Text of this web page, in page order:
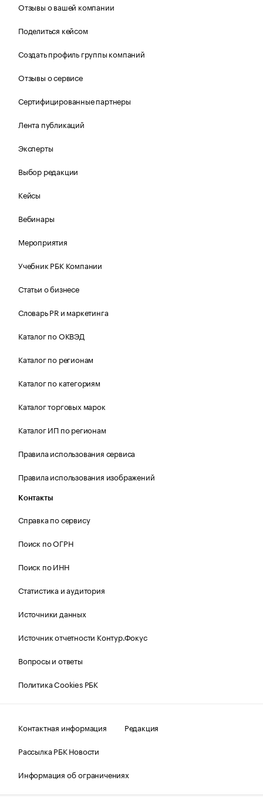
Отзывы о вашей компании
Поделиться кейсом
Создать профиль группы компаний
Отзывы о сервисе
Сертифицированные партнеры
Лента публикаций
Эксперты
Выбор редакции
Кейсы
Вебинары
Мероприятия
Учебник РБК Компании
Статьи о бизнесе
Словарь PR и маркетинга
Каталог по ОКВЭД
Каталог по регионам
Каталог по категориям
Каталог торговых марок
Каталог ИП по регионам
Правила использования сервиса
Правила использования изображений
Контакты
Справка по сервису
Поиск по ОГРН
Поиск по ИНН
Статистика и аудитория
Источники данных
Источник отчетности Контур.Фокус
Вопросы и ответы
Политика Cookies РБК
Контактная информация
Редакция
Рассылка РБК Новости
Информация об ограничениях